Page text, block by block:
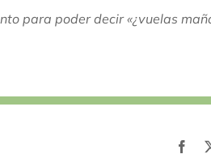
para poder decir «¿vuelas